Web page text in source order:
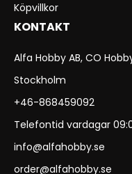
Köpvillkor
KONTAKT
Alfa Hobby AB, CO
Stockholm
+46-868459092
Telefontid vardagar
info@alfahobby.se
order@alfahobby.se